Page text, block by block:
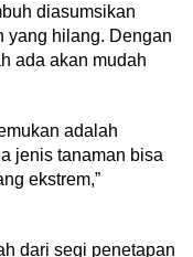
diasumsikan
yang hilang. Dengan
ada akan mudah
adalah
jenis tanaman bisa
ekstrem,”
dari segi penetapan